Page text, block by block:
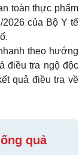
toàn thực phẩm
2026 của Bộ Y tế
theo hướng
điều tra ngộ độc
quả điều tra về
quả